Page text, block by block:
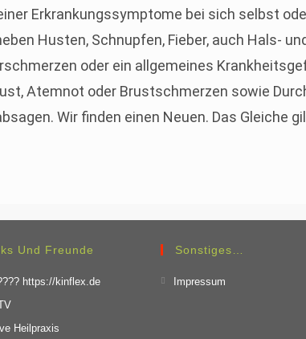
Erkrankungssymptome bei sich selbst
Husten, Schnupfen, Fieber, auch Hals-
oder ein allgemeines
Atemnot oder Brustschmerzen sowie
Wir finden einen Neuen. Das Gleiche
Und Freunde
https://kinflex.de
Heilpraxis
Sonstiges…
Impressum